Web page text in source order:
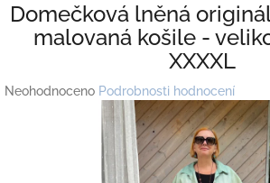
Domečková lněná
malovaná košile -
XXXXL
Průměrné
Neohodnoceno Podrobnosti hodnocení